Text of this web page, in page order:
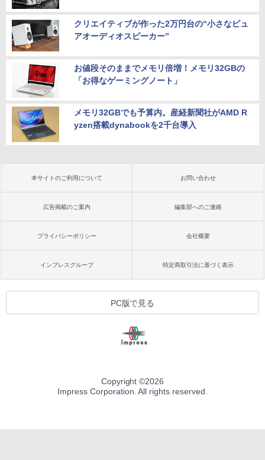
クリエイティブが作った2万円台の“小さなピュ
アオーディオスピーカー”
お値段そのままでメモリ倍増！メモリ32GBの
「お得なゲーミングノート」
メモリ32GBでも予算内。産経新聞社がAMD R
yzen搭載dynabookを2千台導入
本サイトのご利用について お問い合わせ
広告掲載のご案内 編集部へのご連絡
プライバシーポリシー 会社概要
インプレスグループ 特定商取引法に基づく表示
PC版で見る
Copyright ©2026
Impress Corporation. All rights reserved.